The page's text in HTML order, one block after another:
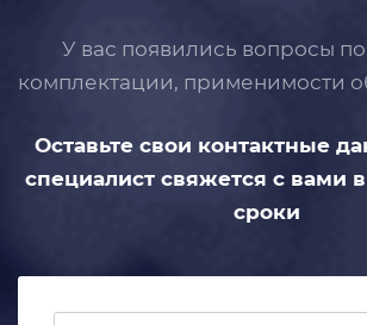
У вас появились вопросы по
комплектации, применимости
Оставьте свои контактные
специалист свяжется с вами
сроки